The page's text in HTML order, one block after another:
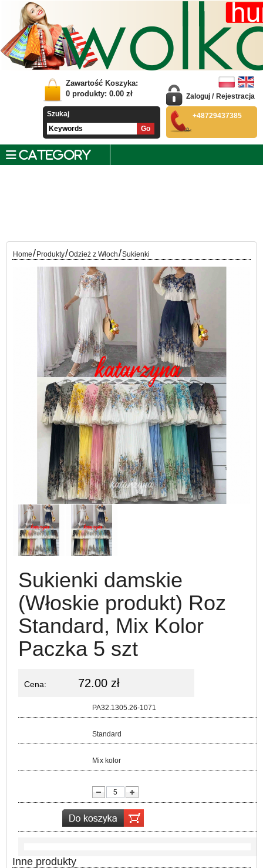
Zawartość Koszyka:
0 produkty: 0.00 zł
Szukaj
Zaloguj / Rejestracja
+48729437385
CATEGORY
Home/ Produkty/Odzież z Włoch/Sukienki
Sukienki damskie
(Włoskie produkt) Roz
Standard, Mix Kolor
Paczka 5 szt
Cena: 72.00 zł
PA32.1305.26-1071
Standard
Mix kolor
Inne produkty